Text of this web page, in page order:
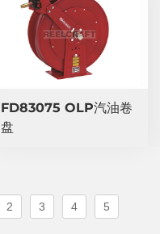
​FD83075 OLP汽油卷
盘
2 3 4 5